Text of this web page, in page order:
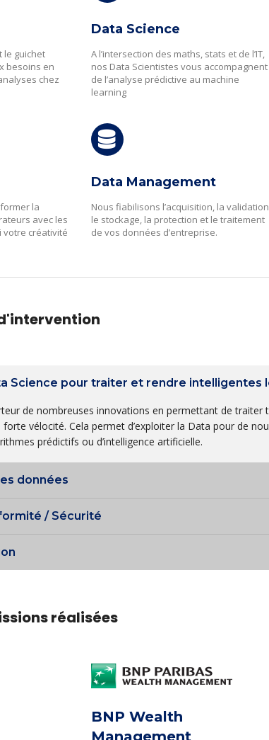
le guichet
besoins en
chez
Data Science
A l’intersection des maths, stats et de l’IT,
nos Data Scientistes vous accompagnent
de l’analyse prédictive au machine
learning
la
avec les
votre créativité
Data Management
Nous fiabilisons l’acquisition, la
le stockage, la protection et le traitement
de vos données d’entreprise.
Science pour traiter et rendre intelligentes
de nombreuses innovations en permettant de traiter
vélocité. Cela permet d’exploiter la Data pour de
prédictifs ou d’intelligence artificielle.
données
/ Sécurité
réalisées
BNP Wealth
Management